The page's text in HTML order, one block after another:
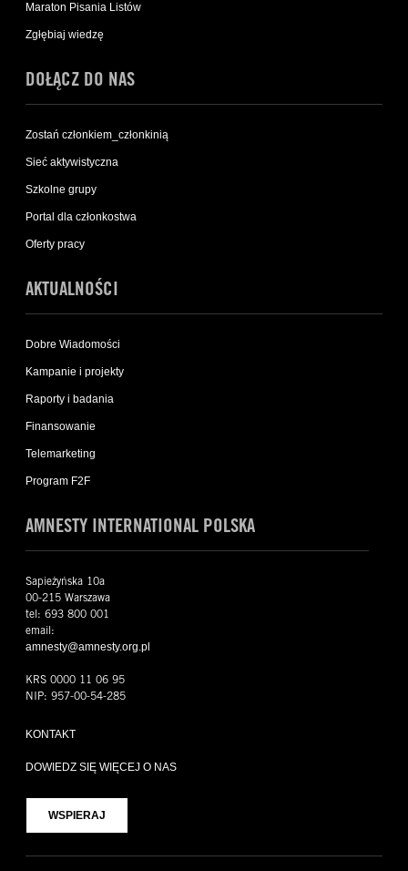
Maraton Pisania Listów
Zgłębiaj wiedzę
DOŁĄCZ DO NAS
Zostań członkiem_członkinią
Sieć aktywistyczna
Szkolne grupy
Portal dla członkostwa
Oferty pracy
AKTUALNOŚCI
Dobre Wiadomości
Kampanie i projekty
Raporty i badania
Finansowanie
Telemarketing
Program F2F
AMNESTY INTERNATIONAL POLSKA
Sapieżyńska 10a
00-215 Warszawa
tel: 693 800 001
email:
amnesty@amnesty.org.pl
KRS 0000 11 06 95
NIP: 957-00-54-285
KONTAKT
DOWIEDZ SIĘ WIĘCEJ O NAS
WSPIERAJ